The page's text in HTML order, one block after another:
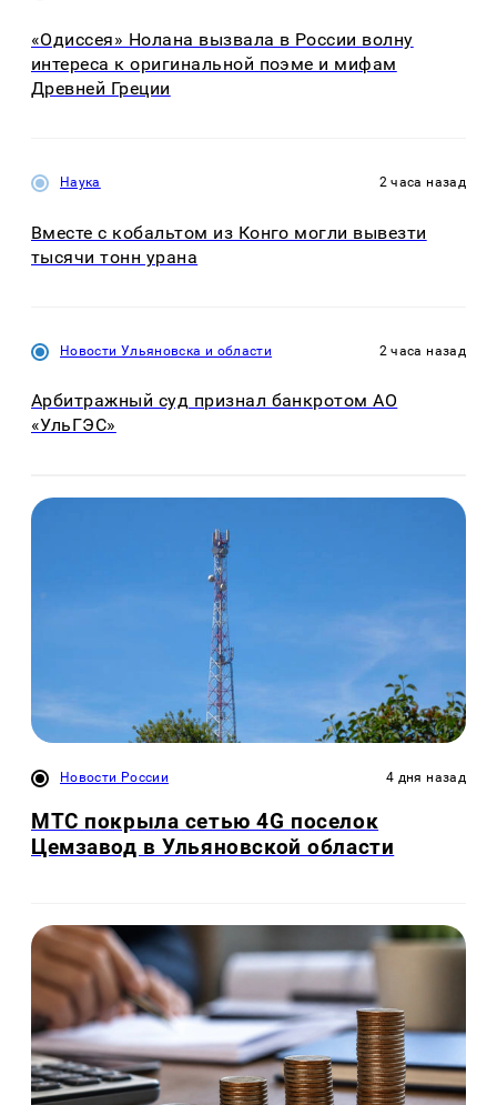
«Одиссея» Нолана вызвала в России волну
интереса к оригинальной поэме и мифам
Древней Греции
Наука 2 часа назад
Вместе с кобальтом из Конго могли вывезти
тысячи тонн урана
Новости Ульяновска и области 2 часа назад
Арбитражный суд признал банкротом АО
«УльГЭС»
Новости России 4 дня назад
МТС покрыла сетью 4G поселок
Цемзавод в Ульяновской области